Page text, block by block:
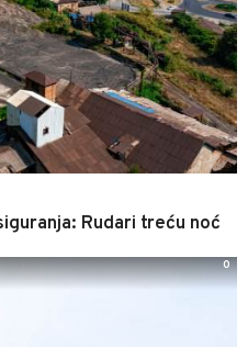
Rudari treću noć
0